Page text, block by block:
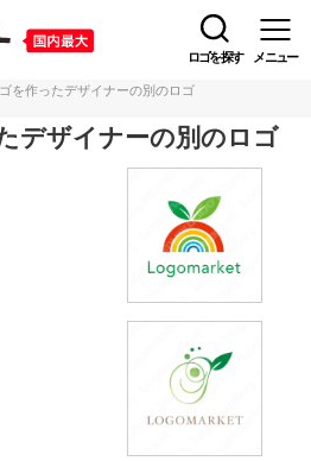
ロゴを探す メニュー
を作ったデザイナーの別のロゴ
デザイナーの別のロゴ